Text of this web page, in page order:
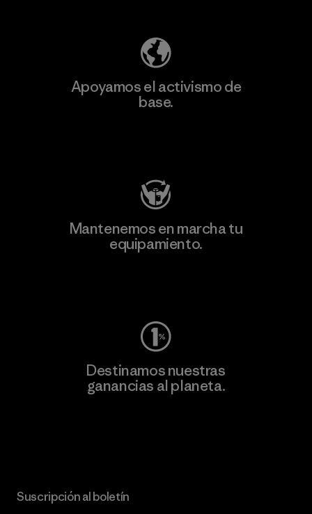
Apoyamos el activismo de
base.
Mantenemos en marcha tu
equipamiento.
Destinamos nuestras
ganancias al planeta.
Suscripción al boletín